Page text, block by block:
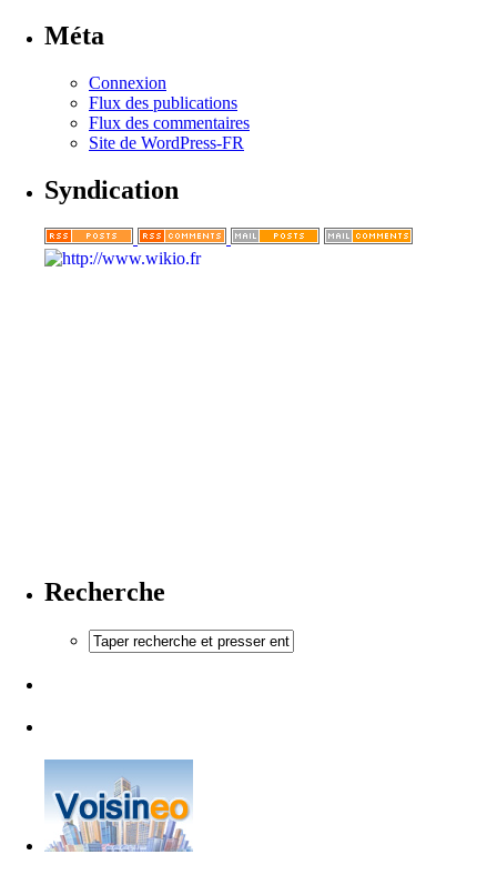
Méta
Connexion
Flux des publications
Flux des commentaires
Site de WordPress-FR
Syndication
Recherche